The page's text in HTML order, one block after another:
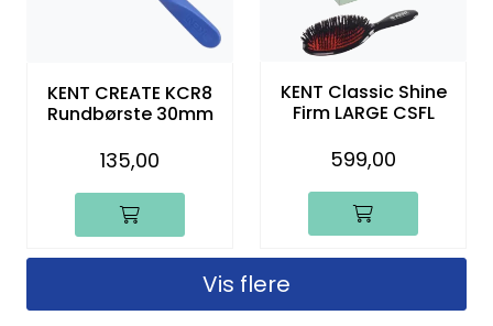
KENT CREATE KCR8
Rundbørste 30mm
135,00
KENT Classic Shine
Firm LARGE CSFL
599,00
Vis flere